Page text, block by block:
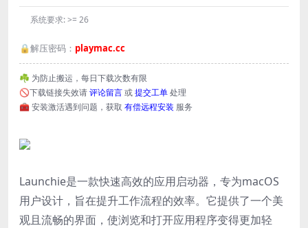
系统要求:>= 26
🔒解压密码： playmac.cc
☘️ 为防止搬运，每日下载次数有限
🚫下载链接失效请评论留言或提交工单处理
🧰 安装激活遇到问题，获取 有偿远程安装 服务
Launchie是一款快速高效的应用启动器，专为macOS
用户设计，旨在提升工作流程的效率。它提供了一个美
观且流畅的界面，使浏览和打开应用程序变得更加轻